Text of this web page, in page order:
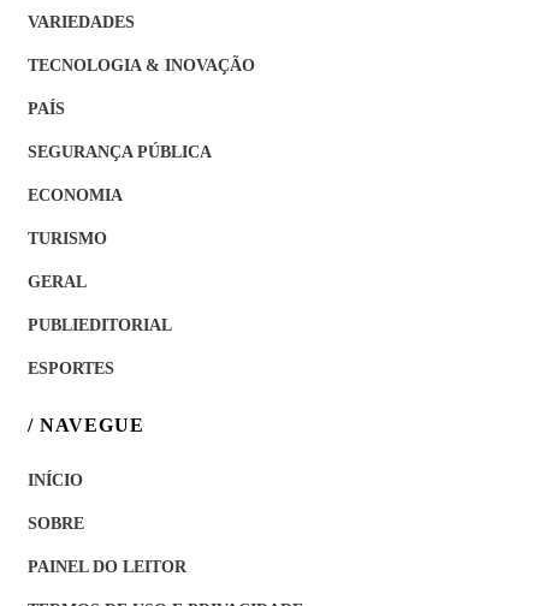
VARIEDADES
TECNOLOGIA & INOVAÇÃO
PAÍS
SEGURANÇA PÚBLICA
ECONOMIA
TURISMO
GERAL
PUBLIEDITORIAL
ESPORTES
/ NAVEGUE
INÍCIO
SOBRE
PAINEL DO LEITOR